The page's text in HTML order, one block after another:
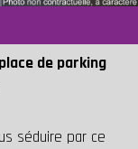
de parking
séduire par ce